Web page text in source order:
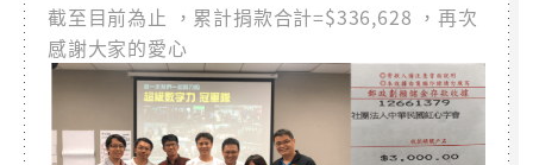
截至目前為止 ，累計捐款合計=$336,628 ，再次
感謝大家的愛心